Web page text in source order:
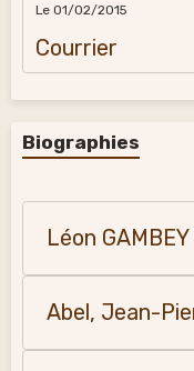
Le 01/02/2015
Courrier
Biographies
Léon GAMBEY
Abel, Jean-